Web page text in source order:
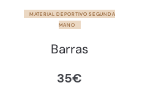
MATERIAL DEPORTIVO SEGUNDA
MANO
Barras
35€